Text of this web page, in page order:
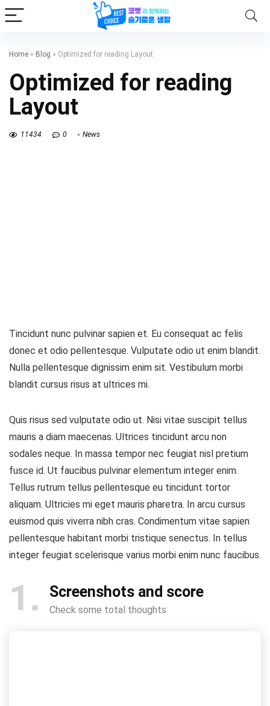
Home » Blog » Optimized for reading Layout
Optimized for reading
Layout
11434 0 News
Tincidunt nunc pulvinar sapien et. Eu consequat ac felis
donec et odio pellentesque. Vulputate odio ut enim blandit.
Nulla pellentesque dignissim enim sit. Vestibulum morbi
blandit cursus risus at ultrices mi.
Quis risus sed vulputate odio ut. Nisi vitae suscipit tellus
mauris a diam maecenas. Ultrices tincidunt arcu non
sodales neque. In massa tempor nec feugiat nisl pretium
fusce id. Ut faucibus pulvinar elementum integer enim.
Tellus rutrum tellus pellentesque eu tincidunt tortor
aliquam. Ultricies mi eget mauris pharetra. In arcu cursus
euismod quis viverra nibh cras. Condimentum vitae sapien
pellentesque habitant morbi tristique senectus. In tellus
integer feugiat scelerisque varius morbi enim nunc faucibus.
1 Screenshots and score
Check some total thoughts